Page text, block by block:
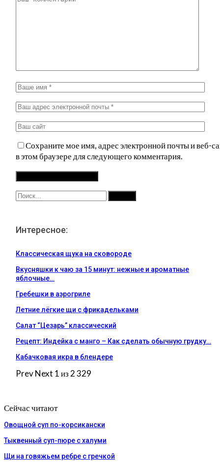
Сохраните мое имя, адрес электронной почты и веб-
в этом браузере для следующего комментария.
Интересное:
Классическая щука на сковороде
Вкусняшки к чаю за 15 минут: нежные и ароматные
яблочные…
Гребешки в аэрогриле
Летние лёгкие щи с фрикадельками
Салат “Цезарь” классический
Рецепт: Индейка с манго – Как сделать обычную грудку…
Кабачковая икра в блендере
PrevNext 1 из 2 329
Сейчас читают
Овощной суп по-корсикански
Тыквенный суп-пюре с халуми
Щи на говяжьем ребре с гречкой